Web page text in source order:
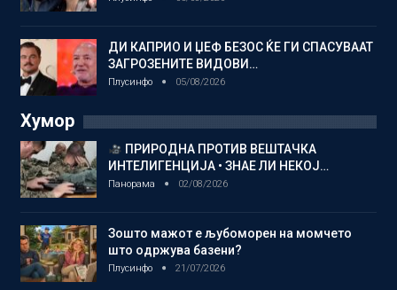
ДИ КАПРИО И ЏЕФ БЕЗОС ЌЕ ГИ СПАСУВААТ
ЗАГРОЗЕНИТЕ ВИДОВИ…
Плусинфо 05/08/2026
Хумор
ПРИРОДНА ПРОТИВ ВЕШТАЧКА
ИНТЕЛИГЕНЦИЈА • ЗНАЕ ЛИ НЕКОЈ…
Панорама 02/08/2026
Зошто мажот е љубоморен на момчето
што одржува базени?
Плусинфо 21/07/2026